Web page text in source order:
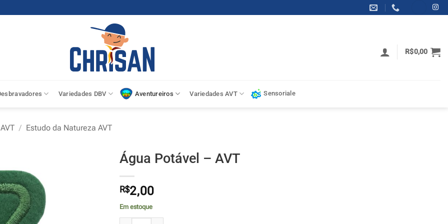
R$0,00
Variedades DBV Aventureiros Variedades AVT Sensoriale
/ Estudo da Natureza AVT
Água Potável – AVT
R$2,00
Em estoque